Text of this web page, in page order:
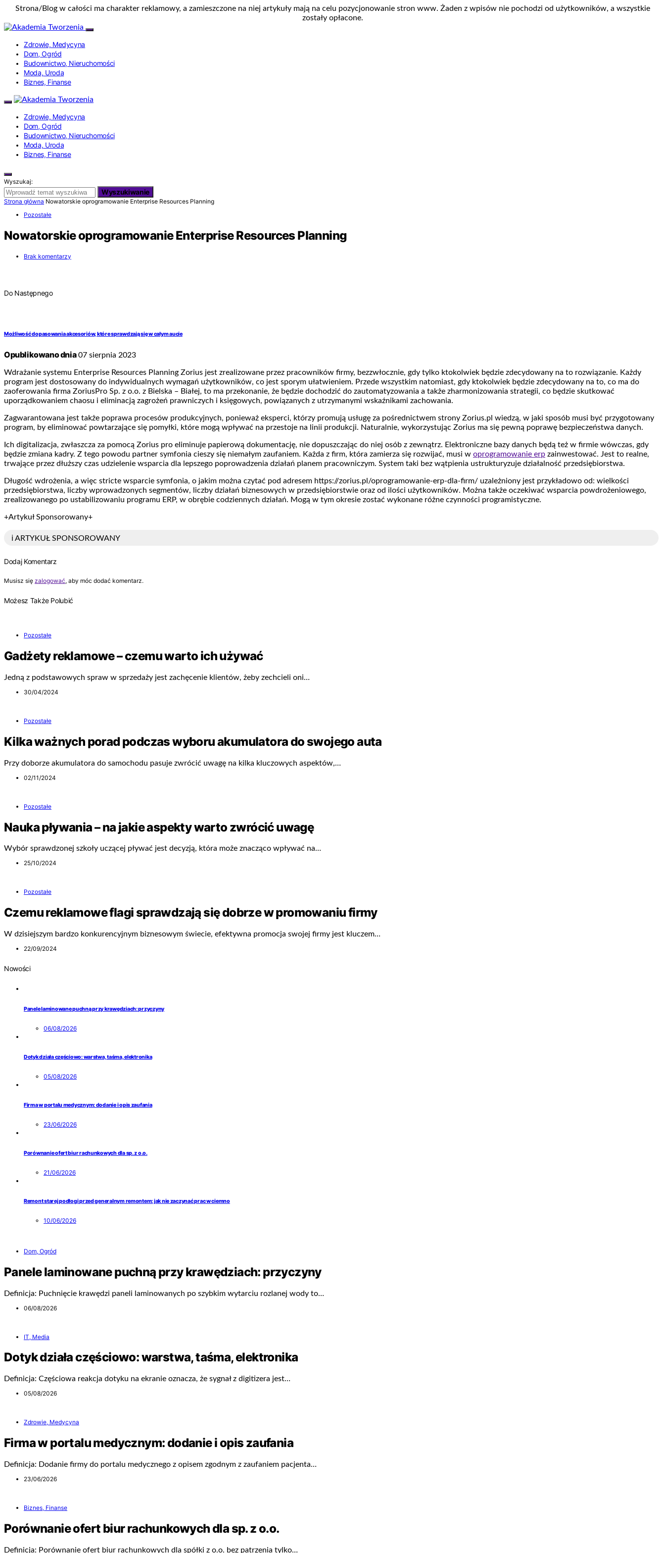
Strona/Blog w całości ma charakter reklamowy, a zamieszczone na niej artykuły mają na celu pozycjonowanie stron www. Żaden z wpisów nie pochodzi od użytkowników, a wszystkie
zostały opłacone.
Zdrowie, Medycyna
Dom, Ogród
Budownictwo, Nieruchomości
Moda, Uroda
Biznes, Finanse
Zdrowie, Medycyna
Dom, Ogród
Budownictwo, Nieruchomości
Moda, Uroda
Biznes, Finanse
Wyszukaj:
Wyszukiwanie
Strona główna Nowatorskie oprogramowanie Enterprise Resources Planning
Pozostałe
Nowatorskie oprogramowanie Enterprise Resources Planning
Brak komentarzy
Do Następnego
Możliwość dopasowania akcesoriów, które sprawdzają się w całym aucie
Opublikowano dnia07 sierpnia 2023
Wdrażanie systemu Enterprise Resources Planning Zorius jest zrealizowane przez pracowników firmy, bezzwłocznie, gdy tylko ktokolwiek będzie zdecydowany na to rozwiązanie. Każdy
program jest dostosowany do indywidualnych wymagań użytkowników, co jest sporym ułatwieniem. Przede wszystkim natomiast, gdy ktokolwiek będzie zdecydowany na to, co ma do
zaoferowania firma ZoriusPro Sp. z o.o. z Bielska – Białej, to ma przekonanie, że będzie dochodzić do zautomatyzowania a także zharmonizowania strategii, co będzie skutkować
uporządkowaniem chaosu i eliminacją zagrożeń prawniczych i księgowych, powiązanych z utrzymanymi wskaźnikami zachowania.
Zagwarantowana jest także poprawa procesów produkcyjnych, ponieważ eksperci, którzy promują usługę za pośrednictwem strony Zorius.pl wiedzą, w jaki sposób musi być przygotowany
program, by eliminować powtarzające się pomyłki, które mogą wpływać na przestoje na linii produkcji. Naturalnie, wykorzystując Zorius ma się pewną poprawę bezpieczeństwa danych.
Ich digitalizacja, zwłaszcza za pomocą Zorius pro eliminuje papierową dokumentację, nie dopuszczając do niej osób z zewnątrz. Elektroniczne bazy danych będą też w firmie wówczas, gdy
będzie zmiana kadry. Z tego powodu partner symfonia cieszy się niemałym zaufaniem. Każda z firm, która zamierza się rozwijać, musi w oprogramowanie erp zainwestować. Jest to realne,
trwające przez dłuższy czas udzielenie wsparcia dla lepszego poprowadzenia działań planem pracowniczym. System taki bez wątpienia ustrukturyzuje działalność przedsiębiorstwa.
Długość wdrożenia, a więc stricte wsparcie symfonia, o jakim można czytać pod adresem https://zorius.pl/oprogramowanie-erp-dla-firm/ uzależniony jest przykładowo od: wielkości
przedsiębiorstwa, liczby wprowadzonych segmentów, liczby działań biznesowych w przedsiębiorstwie oraz od ilości użytkowników. Można także oczekiwać wsparcia powdrożeniowego,
zrealizowanego po ustabilizowaniu programu ERP, w obrębie codziennych działań. Mogą w tym okresie zostać wykonane różne czynności programistyczne.
+Artykuł Sponsorowany+
ℹ️ ARTYKUŁ SPONSOROWANY
Dodaj Komentarz
Musisz się zalogować, aby móc dodać komentarz.
Możesz Także Polubić
Pozostałe
Gadżety reklamowe – czemu warto ich używać
Jedną z podstawowych spraw w sprzedaży jest zachęcenie klientów, żeby zechcieli oni…
30/04/2024
Pozostałe
Kilka ważnych porad podczas wyboru akumulatora do swojego auta
Przy doborze akumulatora do samochodu pasuje zwrócić uwagę na kilka kluczowych aspektów,…
02/11/2024
Pozostałe
Nauka pływania – na jakie aspekty warto zwrócić uwagę
Wybór sprawdzonej szkoły uczącej pływać jest decyzją, która może znacząco wpływać na…
25/10/2024
Pozostałe
Czemu reklamowe flagi sprawdzają się dobrze w promowaniu firmy
W dzisiejszym bardzo konkurencyjnym biznesowym świecie, efektywna promocja swojej firmy jest kluczem…
22/09/2024
Nowości
Panele laminowane puchną przy krawędziach: przyczyny
06/08/2026
Dotyk działa częściowo: warstwa, taśma, elektronika
05/08/2026
Firma w portalu medycznym: dodanie i opis zaufania
23/06/2026
Porównanie ofert biur rachunkowych dla sp. z o.o.
21/06/2026
Remont starej podłogi przed generalnym remontem: jak nie zaczynać prac w ciemno
10/06/2026
Dom, Ogród
Panele laminowane puchną przy krawędziach: przyczyny
Definicja: Puchnięcie krawędzi paneli laminowanych po szybkim wytarciu rozlanej wody to…
06/08/2026
IT, Media
Dotyk działa częściowo: warstwa, taśma, elektronika
Definicja: Częściowa reakcja dotyku na ekranie oznacza, że sygnał z digitizera jest…
05/08/2026
Zdrowie, Medycyna
Firma w portalu medycznym: dodanie i opis zaufania
Definicja: Dodanie firmy do portalu medycznego z opisem zgodnym z zaufaniem pacjenta…
23/06/2026
Biznes, Finanse
Porównanie ofert biur rachunkowych dla sp. z o.o.
Definicja: Porównanie ofert biur rachunkowych dla spółki z o.o. bez patrzenia tylko…